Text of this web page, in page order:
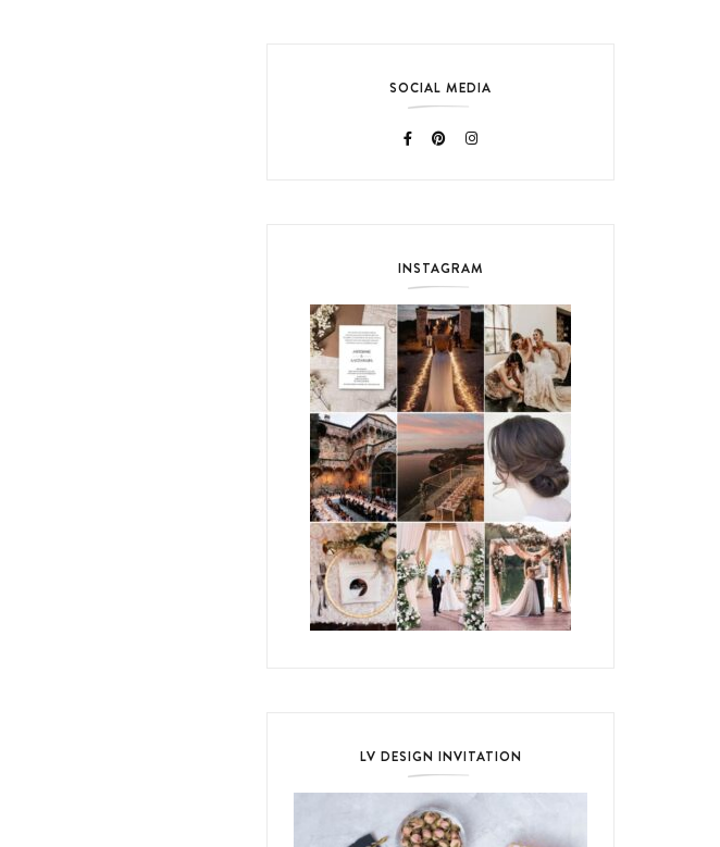
SOCIAL MEDIA
INSTAGRAM
LV DESIGN INVITATION